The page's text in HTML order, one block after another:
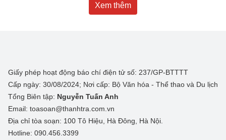
Xem thêm
Giấy phép hoạt động báo chí điện tử số: 237/GP-BTTTT
Cấp ngày: 30/08/2024; Nơi cấp: Bộ Văn hóa - Thể thao và Du lịch
Tổng Biên tập: Nguyễn Tuấn Anh
Email: toasoan@thanhtra.com.vn
Địa chỉ tòa soạn: 100 Tô Hiệu, Hà Đông, Hà Nội.
Hotline: 090.456.3399